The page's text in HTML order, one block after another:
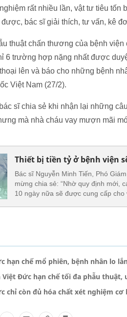
rất nhiều lần, vật tư tiêu tốn
được, bác sĩ giải thích, tư vấn, kê
thuật chấn thương của bệnh
6 trường hợp nặng nhất được
lên và báo cho những bệnh
Việt Nam (27/2).
sĩ chia sẻ khi nhận lại những
mà nhà cháu vay mượn mãi
Thiết bị tiền tỷ ở bệnh viện
Bác sĩ Nguyễn Minh Tiến, Phó
mừng chia sẻ: “Nhờ quy định mới,
10 ngày nữa sẽ được cung cấp cho
hạn chế mổ phiên, bệnh nhân lo
Việt Đức hạn chế tối đa phẫu thuật,
chỉ còn đủ hóa chất xét nghiệm cơ